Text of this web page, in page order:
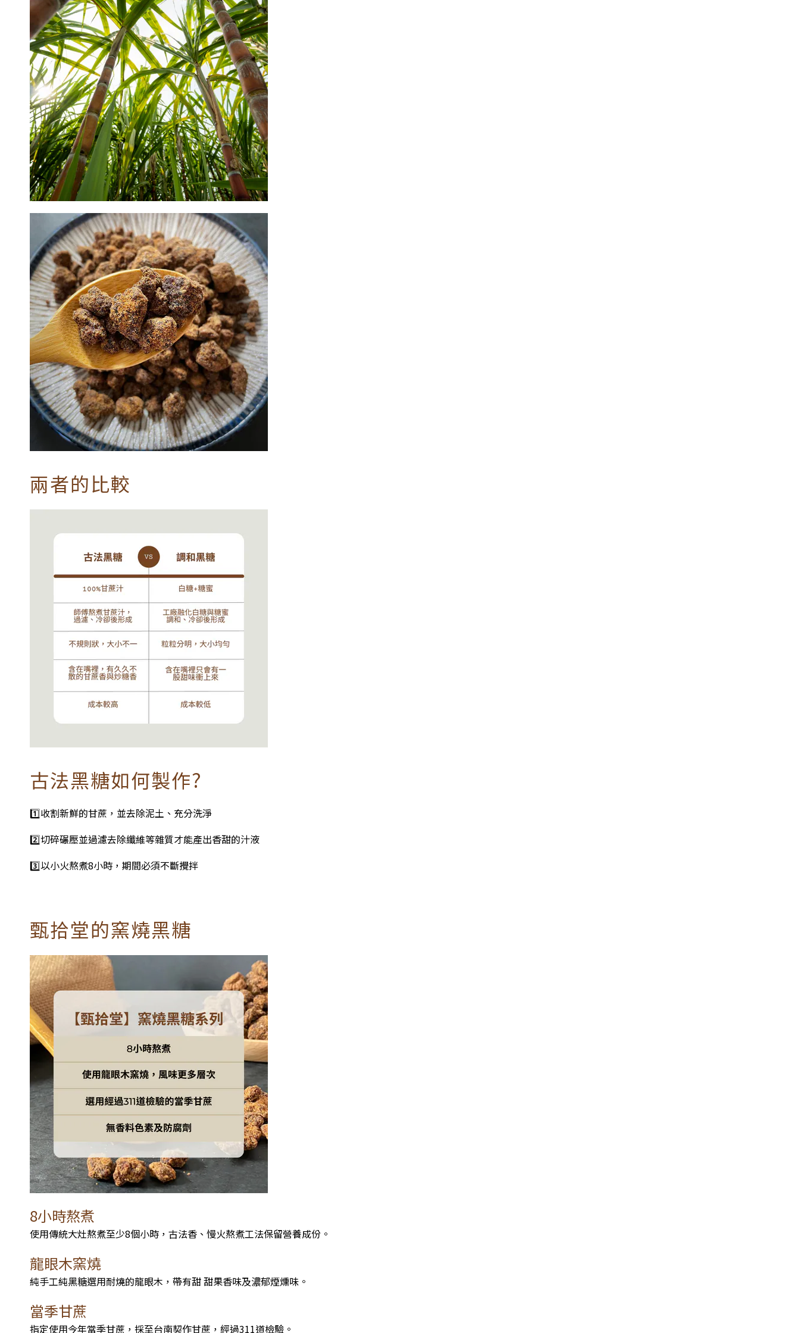
兩者的比較
古法黑糖如何製作?
1️⃣收割新鮮的甘蔗，並去除泥土、充分洗淨
2️⃣切碎碾壓並過濾去除纖維等雜質才能產出香甜的汁液
3️⃣以小火熬煮8小時，期間必須不斷攪拌
甄拾堂的窯燒黑糖
8小時熬煮
使用傳統大灶熬煮至少8個小時，古法香、慢火熬煮工法保留營養成份。
龍眼木窯燒
純手工純黑糖選用耐燒的龍眼木，帶有甜 甜果香味及濃郁煙燻味。
當季甘蔗
指定使用今年當季甘蔗，採至台南契作甘蔗，經過311道檢驗。